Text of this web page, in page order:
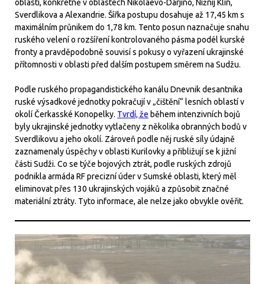
oblasti, konkrétně v oblastech Nikolaevo-Darjino, Nižnij Klin,
Sverdlikova a Alexandrie. Šířka postupu dosahuje až 17,45 km s
maximálním průnikem do 1,78 km. Tento posun naznačuje snahu
ruského velení o rozšíření kontrolovaného pásma podél kurské
fronty a pravděpodobně souvisí s pokusy o vyřazení ukrajinské
přítomnosti v oblasti před dalším postupem směrem na Sudžu.
Podle ruského propagandistického kanálu Dnevnik desantnika
ruské výsadkové jednotky pokračují v „čištění“ lesních oblastí v
okolí Čerkasské Konopelky. Tvrdí, že během intenzivních bojů
byly ukrajinské jednotky vytlačeny z několika obranných bodů v
Sverdlikovu a jeho okolí. Zároveň podle něj ruské síly údajně
zaznamenaly úspěchy v oblasti Kurilovky a přibližují se k jižní
části Sudži. Co se týče bojových ztrát, podle ruských zdrojů
podnikla armáda RF precizní úder v Sumské oblasti, který měl
eliminovat přes 130 ukrajinských vojáků a způsobit značné
materiální ztráty. Tyto informace, ale nelze jako obvykle ověřit.